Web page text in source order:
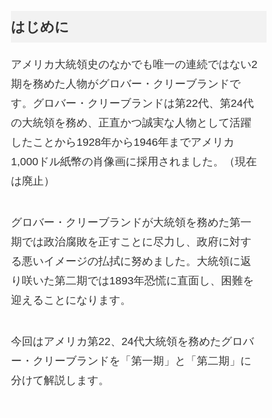
はじめに
アメリカ大統領史のなかでも唯一の連続ではない2
期を務めた人物がグロバー・クリーブランドで
す。グロバー・クリーブランドは第22代、第24代
の大統領を務め、正直かつ誠実な人物として活躍
したことから1928年から1946年までアメリカ
1,000ドル紙幣の肖像画に採用されました。（現在
は廃止）
グロバー・クリーブランドが大統領を務めた第一
期では政治腐敗を正すことに尽力し、政府に対す
る悪いイメージの払拭に努めました。大統領に返
り咲いた第二期では1893年恐慌に直面し、困難を
迎えることになります。
今回はアメリカ第22、24代大統領を務めたグロバ
ー・クリーブランドを「第一期」と「第二期」に
分けて解説します。